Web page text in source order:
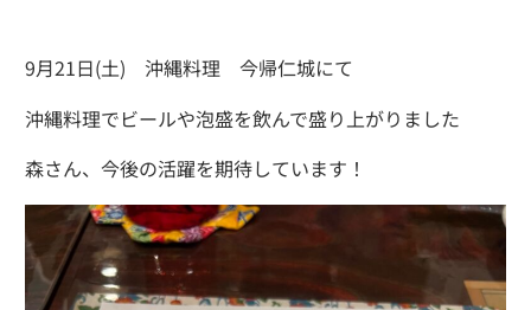
9月21日(土) 沖縄料理 今帰仁城にて
沖縄料理でビールや泡盛を飲んで盛り上がりました
森さん、今後の活躍を期待しています！